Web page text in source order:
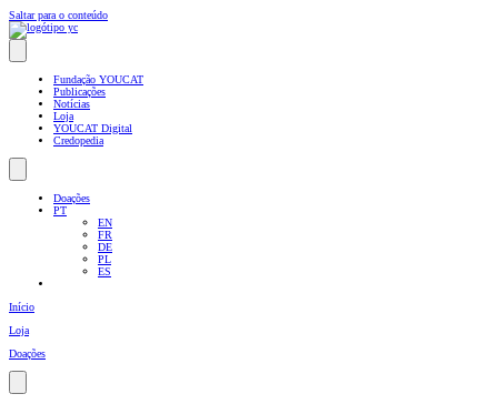
Saltar para o conteúdo
Fundação YOUCAT
Publicações
Notícias
Loja
YOUCAT Digital
Credopedia
Doações
PT
EN
FR
DE
PL
ES
Início
Loja
Doações